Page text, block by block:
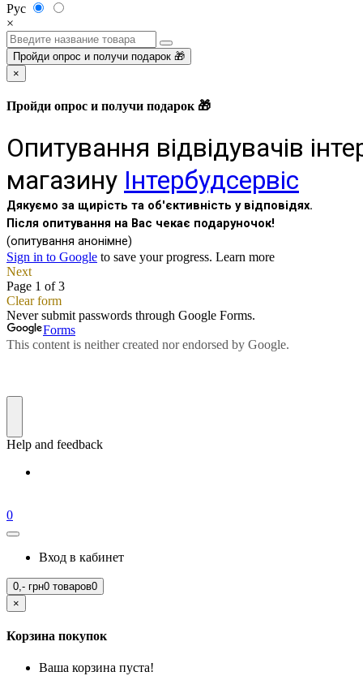
Рус
×
Пройди опрос и получи подарок 🎁
×
Пройди опрос и получи подарок 🎁
0
Вход в кабинет
0,- грн0 товаров0
×
Корзина покупок
Ваша корзина пуста!